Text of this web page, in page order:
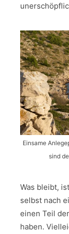
Einsame
sind
Was bleibt,
selbst nach
einen Teil
haben.